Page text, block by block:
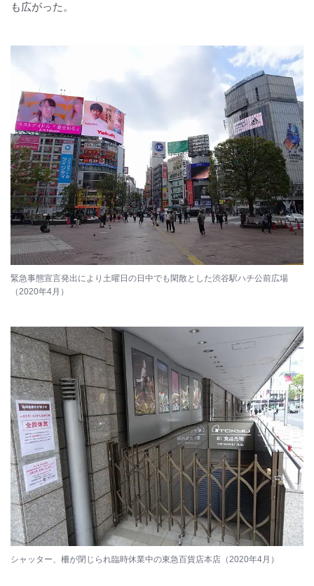
も広がった。
緊急事態宣言発出により土曜日の日中でも閑散とした渋谷駅ハチ公前広場
（2020年4月）
シャッター、柵が閉じられ臨時休業中の東急百貨店本店（2020年4月）